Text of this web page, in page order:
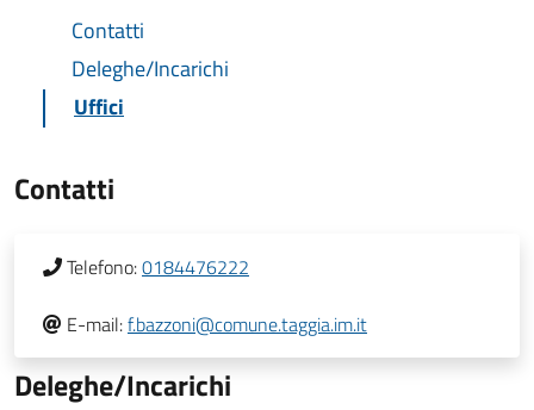
Contatti
Deleghe/Incarichi
Uffici
Contatti
Telefono:0184476222
E-mail:f.bazzoni@comune.taggia.im.it
Deleghe/Incarichi